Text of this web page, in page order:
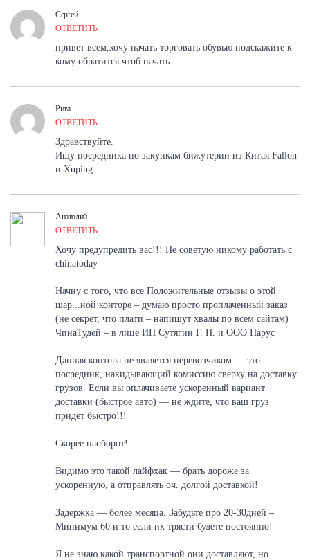
Сергей
ОТВЕТИТЬ
привет всем,хочу начать торговать обувью подскажите к
кому обратится чтоб начать
Рита
ОТВЕТИТЬ
Здравствуйте.
Ищу посредника по закупкам бижутерии из Китая Fallon
и Xuping.
Анатолий
ОТВЕТИТЬ
Хочу предупредить вас!!! Не советую никому работать c
chinatoday
Начну с того, что все Положительные отзывы о этой
шар...ной конторе – думаю просто проплаченный заказ
(не секрет, что плати – напишут хвалы по всем сайтам)
ЧинаТудей – в лице ИП Сутягин Г. П. и ООО Парус
Данная контора не является перевозчиком — это
посредник, накидывающий комиссию сверху на доставку
грузов. Если вы оплачиваете ускоренный вариант
доставки (быстрое авто) — не ждите, что ваш груз
придет быстро!!!
Скорее наоборот!
Видимо это такой лайфхак — брать дороже за
ускоренную, а отправлять оч. долгой доставкой!
Задержка — более месяца. Забудьте про 20-30дней –
Минимум 60 и то если их трясти будете постоянно!
Я не знаю какой транспортной они доставляют, но